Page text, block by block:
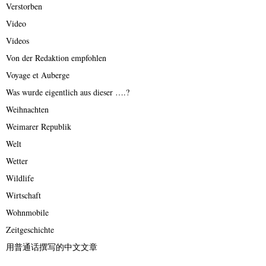
Verstorben
Video
Videos
Von der Redaktion empfohlen
Voyage et Auberge
Was wurde eigentlich aus dieser ….?
Weihnachten
Weimarer Republik
Welt
Wetter
Wildlife
Wirtschaft
Wohnmobile
Zeitgeschichte
用普通话撰写的中文文章